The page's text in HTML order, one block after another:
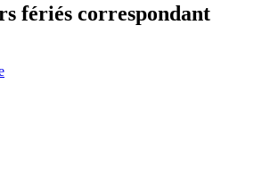
fériés correspondant